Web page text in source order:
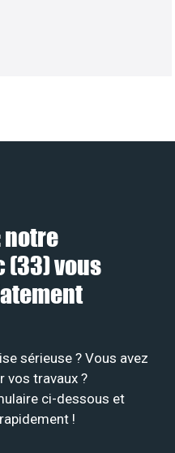
notre
(33) vous
sérieuse ? Vous avez
vos travaux ?
ci-dessous et
!